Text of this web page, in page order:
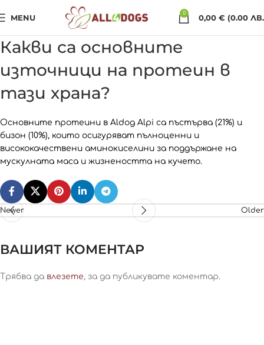
MENU 0 0,00 € (0.00
Какви са основните
източници на протеин в
тази храна?
Основните протеини в Aldog Alpi са пъстърва (21%) и
бизон (10%), които осигуряват пълноценни и
висококачествени аминокиселини за поддържане на
мускулната маса и жизнеността на кучето.
Newer Older
ВАШИЯТ КОМЕНТАР
Трябва да влезете, за да публикувате коментар.